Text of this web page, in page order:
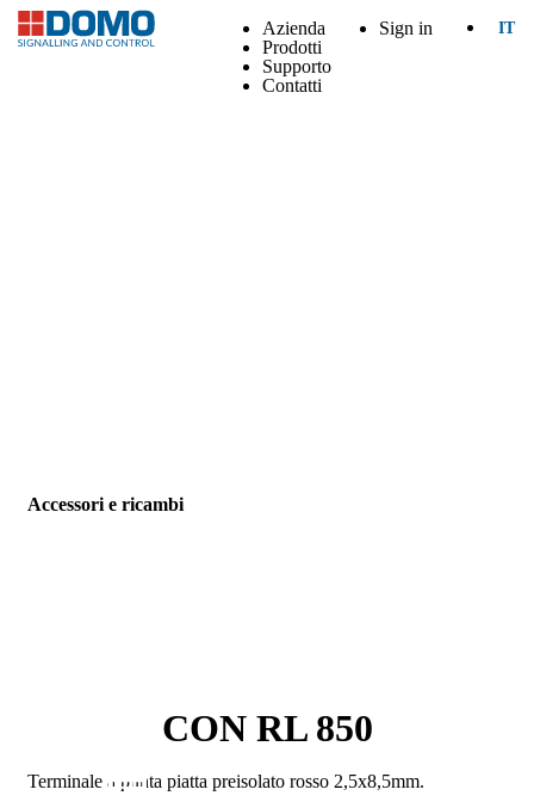
Azienda
Prodotti
Supporto
Contatti
Sign in IT
Accessori e ricambi
CON RL 850
Terminale a punta piatta preisolato rosso 2,5x8,5mm.